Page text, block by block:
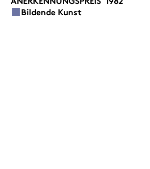
Bildende Kunst